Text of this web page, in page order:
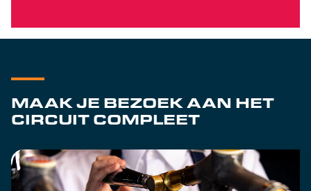
MAAK JE BEZOEK AAN HET
CIRCUIT COMPLEET